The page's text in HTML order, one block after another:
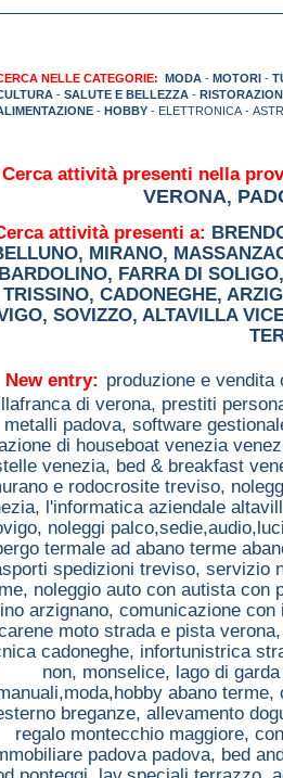
NELLE CATEGORIE: MODA - MOTORI -
- SALUTE E BELLEZZA -
- HOBBY - ELETTRONICA -
Cerca attività presenti nella
VERONA,
attività presenti a:
, MIRANO,
BARDOLINO, FARRA DI SOLIGO
TRISSINO, CADONEGHE,
, SOVIZZO, ALTAVILLA
New entry: produzione e
di verona, prestiti
metalli padova, software
di houseboat venezia
venezia, bed & breakfast
e rodocrosite treviso,
l'informatica aziendale
noleggi
termale ad abano terme
spedizioni treviso, servizio
noleggio auto con autista con
arzignano, comunicazione
moto strada e pista
cadoneghe, infortunistrica
non, monselice, lago di
abano terme,
breganze, allevamento
regalo montecchio maggiore,
padova padova, bed